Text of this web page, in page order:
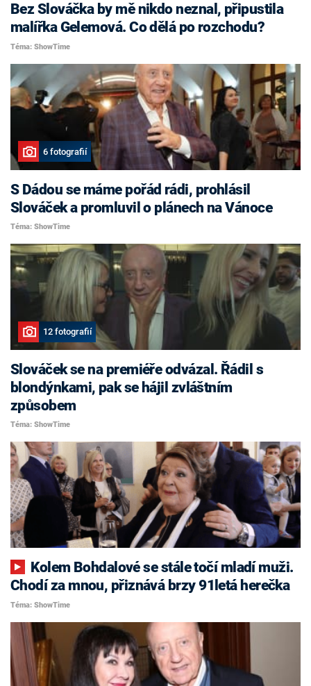
Bez Slováčka by mě nikdo neznal, připustila
malířka Gelemová. Co dělá po rozchodu?
Téma: ShowTime
6 fotografií
S Dádou se máme pořád rádi, prohlásil
Slováček a promluvil o plánech na Vánoce
Téma: ShowTime
12 fotografií
Slováček se na premiéře odvázal. Řádil s
blondýnkami, pak se hájil zvláštním
způsobem
Téma: ShowTime
Chodí za mnou, přiznává brzy 91letá herečka
Téma: ShowTime